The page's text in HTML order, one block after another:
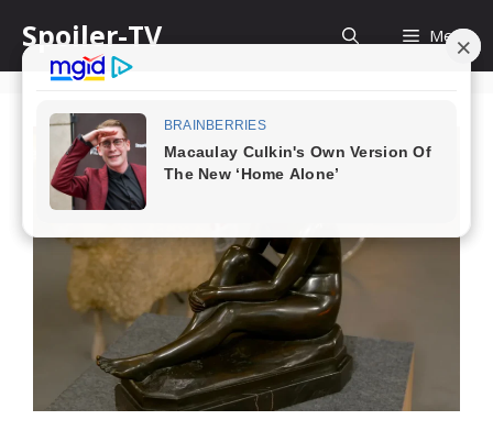
content
Spoiler-TV Menu